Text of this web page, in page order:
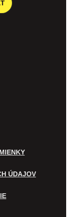
ÚDAJOV